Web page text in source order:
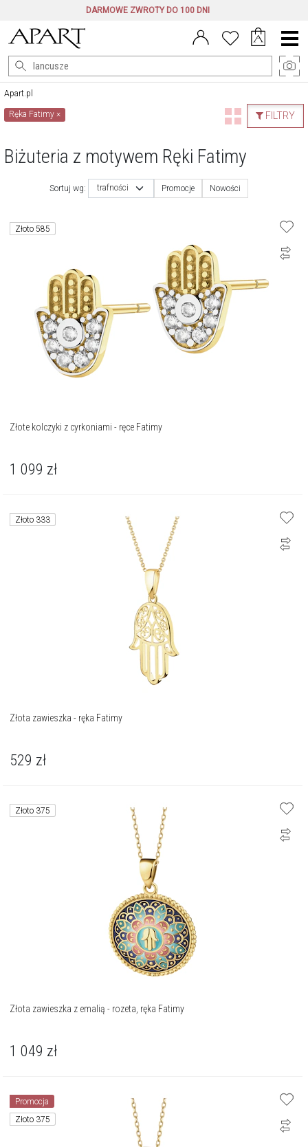
DARMOWE ZWROTY DO 100 DNI
Menu
główne
Apart.pl
FILTRY
Ręka Fatimy×
Biżuteria z motywem Ręki Fatimy
Sortuj wg: trafności Promocje Nowości
Złoto 585
Złote kolczyki z cyrkoniami - ręce Fatimy
1 099 zł
Złoto 333
Złota zawieszka - ręka Fatimy
529 zł
Złoto 375
Złota zawieszka z emalią - rozeta, ręka Fatimy
1 049 zł
Promocja
Złoto 375